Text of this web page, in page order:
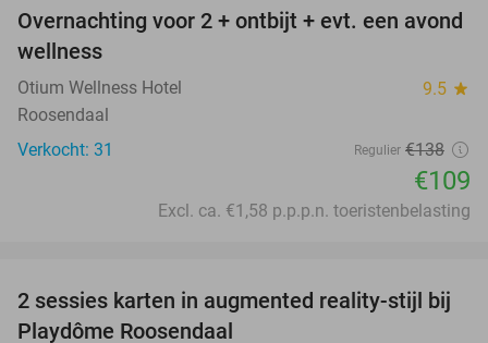
21%
Overnachting voor 2 + ontbijt + evt. een avond
wellness
Otium Wellness Hotel 9.5 star
Roosendaal
Verkocht: 31
Regulier €138
€109
Excl. ca. €1,58 p.p.p.n. toeristenbelasting
40%
2 sessies karten in augmented reality-stijl bij
Playdôme Roosendaal